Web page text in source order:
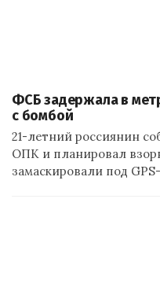
ФСБ задержала в
с бомбой
21-летний россиянин
ОПК и планировал
замаскировали под